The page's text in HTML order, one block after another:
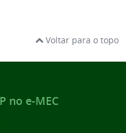
Voltar para o topo
no e-MEC